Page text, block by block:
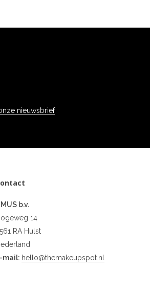
nieuwsbrief
b.v.
14
RA Hulst
mail: hello@themakeupspot.nl